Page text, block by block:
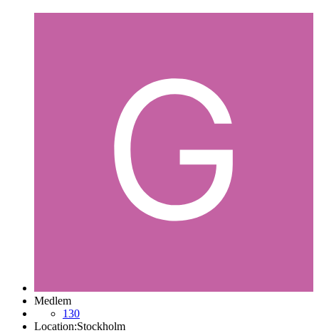
Medlem
130
Location:Stockholm